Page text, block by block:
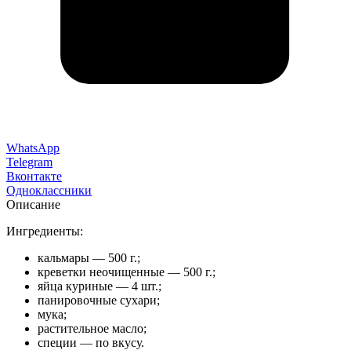
WhatsApp
Telegram
Вконтакте
Одноклассники
Описание
Ингредиенты:
кальмары — 500 г.;
креветки неочищенные — 500 г.;
яйца куриные — 4 шт.;
панировочные сухари;
мука;
растительное масло;
специи — по вкусу.